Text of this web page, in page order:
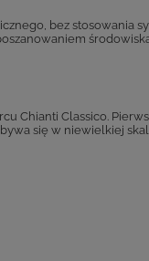
bez stosowania
Chianti Classico.
się w niewielkiej